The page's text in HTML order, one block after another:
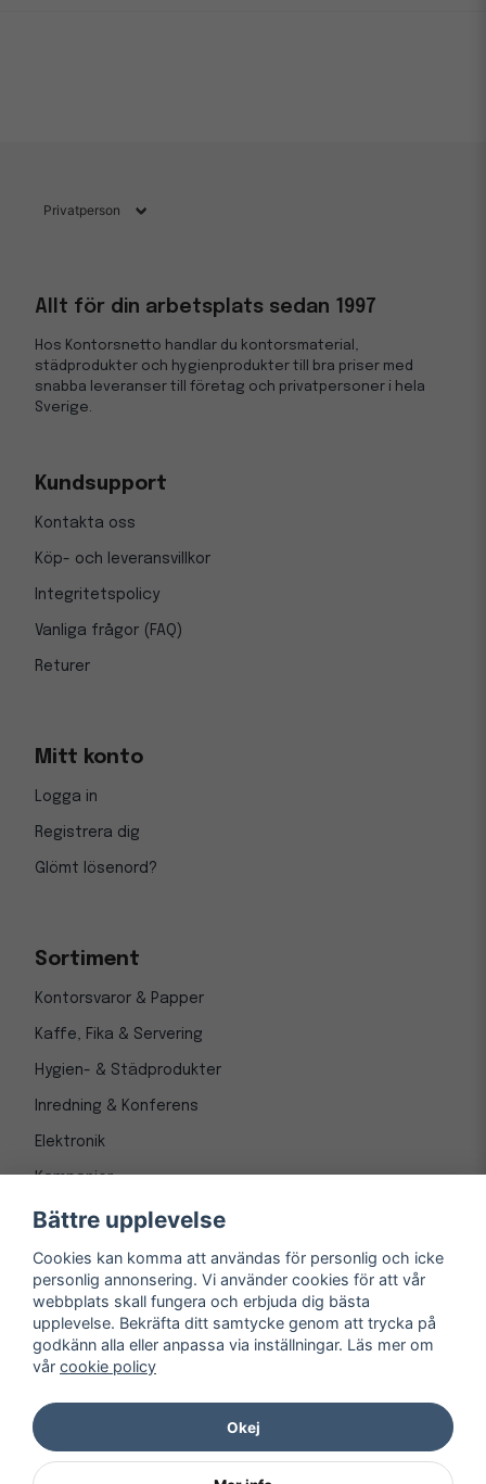
Allt för din arbetsplats sedan 1997
Hos Kontorsnetto handlar du kontorsmaterial,
städprodukter och hygienprodukter till bra priser med
snabba leveranser till företag och privatpersoner i hela
Sverige.
Kundsupport
Kontakta oss
Köp- och leveransvillkor
Integritetspolicy
Vanliga frågor (FAQ)
Returer
Mitt konto
Logga in
Registrera dig
Glömt lösenord?
Sortiment
Kontorsvaror & Papper
Kaffe, Fika & Servering
Hygien- & Städprodukter
Inredning & Konferens
Elektronik
Kampanjer
© Copyright 1997-2026
Bättre upplevelse
Cookies kan komma att användas för personlig och icke
personlig annonsering. Vi använder cookies för att vår
webbplats skall fungera och erbjuda dig bästa
upplevelse. Bekräfta ditt samtycke genom att trycka på
godkänn alla eller anpassa via inställningar. Läs mer om
vår cookie policy
Okej